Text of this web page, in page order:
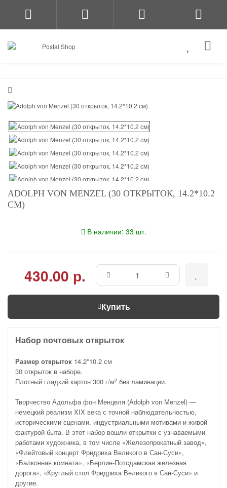
ADOLPH VON MENZEL (30 ОТКРЫТОК, 14.2*10.2
СМ)
В наличии: 33 шт.
430.00 р.
Купить
Набор почтовых открыток
Размер открыток 14.2*10.2 см
30 открыток в наборе.
Плотный гладкий картон 300 г/м2 без ламинации.
Творчество Адольфа фон Менцеля (Adolph von Menzel) —
немецкий реализм XIX века с точной наблюдательностью,
историческими сценами, индустриальными мотивами и живой
фактурой быта. В этот набор вошли открытки с узнаваемыми
работами художника, в том числе «Железопрокатный завод»,
«Флейтовый концерт Фридриха Великого в Сан-Суси»,
«Балконная комната», «Берлин-Потсдамская железная
дорога», «Круглый стол Фридриха Великого в Сан-Суси» и
другие.